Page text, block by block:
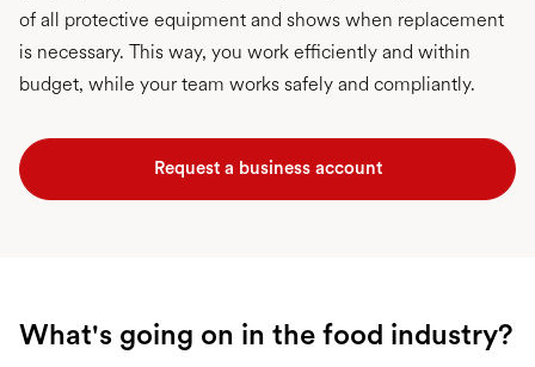
of all protective equipment and shows when replacement
is necessary. This way, you work efficiently and within
budget, while your team works safely and compliantly.
Request a business account
What's going on in the food industry?